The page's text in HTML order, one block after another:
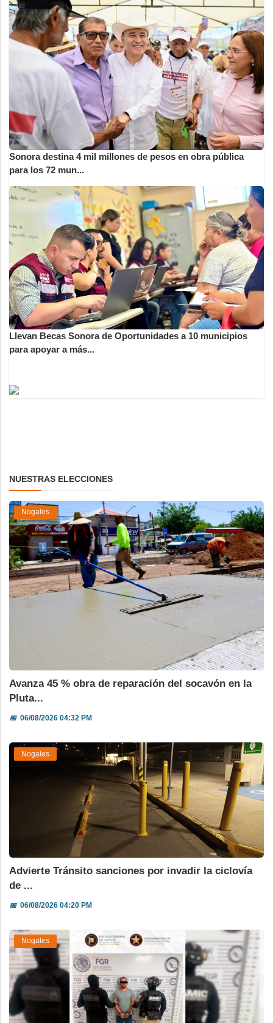
Sonora destina 4 mil millones de pesos en obra pública
para los 72 mun...
Llevan Becas Sonora de Oportunidades a 10 municipios
para apoyar a más...
NUESTRAS ELECCIONES
Nogales
Avanza 45 % obra de reparación del socavón en la
Pluta...
📅06/08/2026 04:32 PM
Nogales
Advierte Tránsito sanciones por invadir la ciclovía
de ...
📅06/08/2026 04:20 PM
Nogales